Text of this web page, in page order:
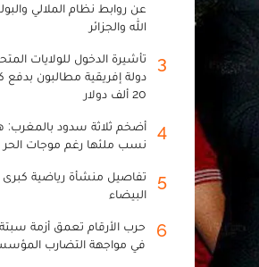
عن روابط نظام الملالي
الله والجزائر
3
دولة إفريقية مطالبون بدفع
20 ألف دولار
4
أضخم ثلاثة سدود
نسب ملئها رغم موجات الحر
5
تفاصيل منشأة رياضية كبرى
البيضاء
6
حرب الأرقام تعمق أزمة
في مواجهة التضارب